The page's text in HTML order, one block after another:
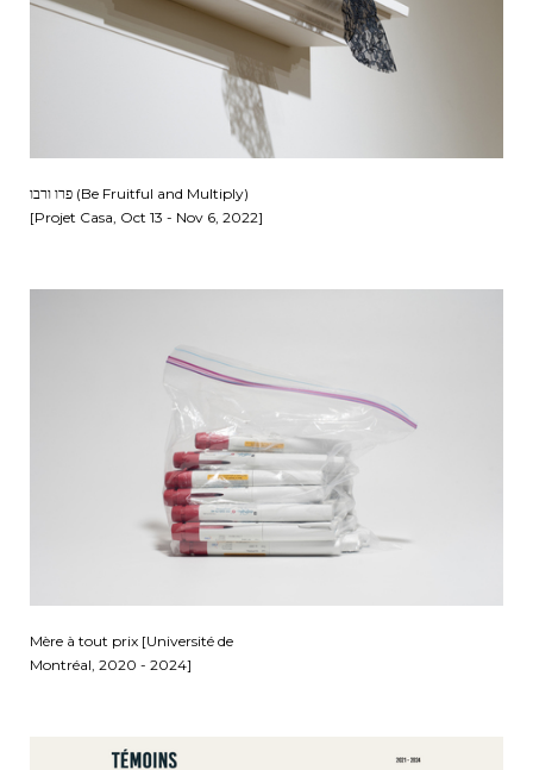
פרו ורבו (Be Fruitful and Multiply)
[Projet Casa, Oct 13 - Nov 6, 2022]
Mère à tout prix [Université de
Montréal, 2020 - 2024]